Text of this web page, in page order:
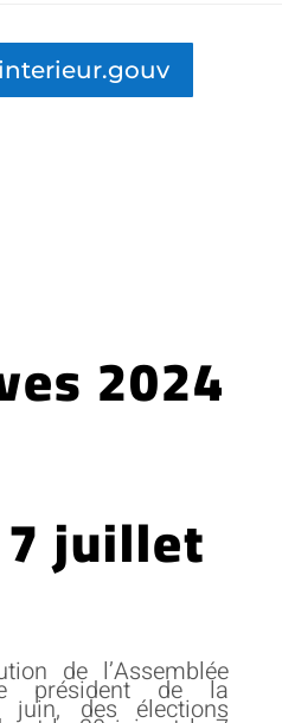
2024
juillet
de l’Assemblée
président de la
juin, des élections